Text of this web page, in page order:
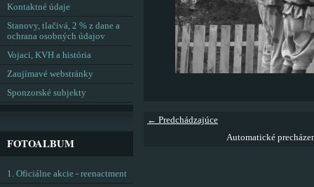
← Predchádzajúce
Automatické
Kontaktné údaje
Stanovy, tlačivá, 2 % z dane a
ochrana osobných údajov
Vojaci, KVH a história
Zaujímavé webstránky
Sponzorské subjekty
FOTOALBUM
1. Oficiálne akcie - reenactment